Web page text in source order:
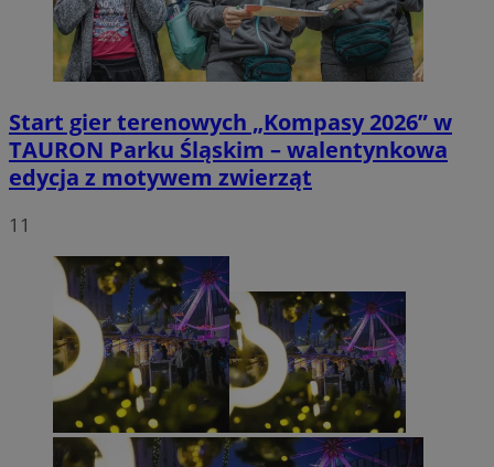
Start gier terenowych „Kompasy 2026” w
TAURON Parku Śląskim – walentynkowa
edycja z motywem zwierząt
11